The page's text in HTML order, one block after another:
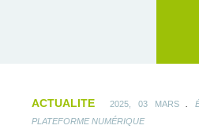
ACTUALITE 2025, 03 MARS.
PLATEFORME NUMÉRIQUE